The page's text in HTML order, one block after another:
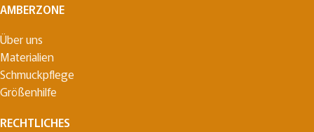
AMBERZONE
Über uns
Materialien
Schmuckpflege
Größenhilfe
RECHTLICHES